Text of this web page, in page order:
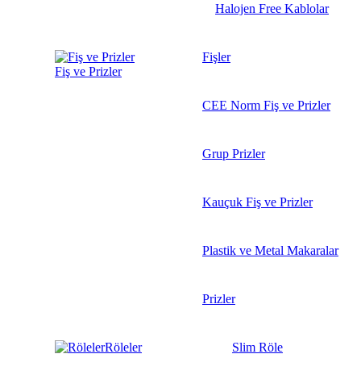
Halojen Free Kablolar
Fiş ve Prizler
Fişler
CEE Norm Fiş ve Prizler
Grup Prizler
Kauçuk Fiş ve Prizler
Plastik ve Metal Makaralar
Prizler
Röleler Slim Röle